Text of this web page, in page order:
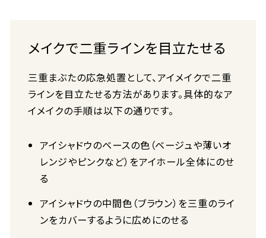
メイクで二重ラインを目立たせる
三重まぶたの応急処置として、アイメイクで二重
ラインを目立たせる方法があります。具体的なア
イメイクの手順は以下の通りです。
アイシャドウのベースの色（ベージュや薄いオ
レンジやピンクなど）をアイホール全体にのせ
る
アイシャドウの中間色（ブラウン）を三重のライ
ンをカバーするように広めにのせる